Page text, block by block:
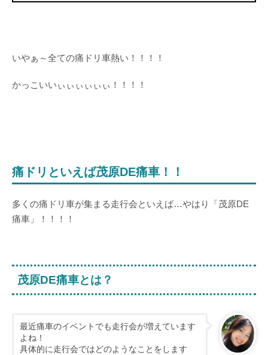
いやぁ～全ての痛ドリ車熱い！！！！
かっこいいぃぃぃぃぃぃ！！！！
痛ドリといえば茂原DE痛車！！
多くの痛ドリ車が集まる走行会といえば…やはり「茂原DE
痛車」！！！！
茂原DE痛車とは？
最近痛車のイベントでも走行会が増えています
よね！
具体的に走行会ではどのようなことをします